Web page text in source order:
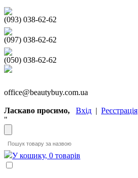
(093) 038-62-62
(097) 038-62-62
(050) 038-62-62
office@beautybuy.com.ua
Ласкаво просимо, Вхід | Реєстрація
"
У кошику, 0 товарів